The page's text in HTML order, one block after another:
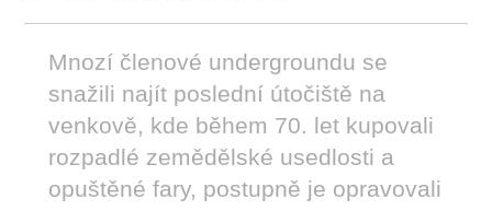
Mnozí členové undergroundu se
snažili najít poslední útočiště na
venkově, kde během 70. let kupovali
rozpadlé zemědělské usedlosti a
opuštěné fary, postupně je opravovali